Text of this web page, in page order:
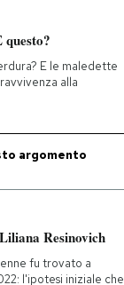
E le maledette
alla
argomento
Resinovich
fu trovato a
l'ipotesi iniziale che